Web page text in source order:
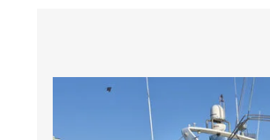
Equipamiento
Grilletes/